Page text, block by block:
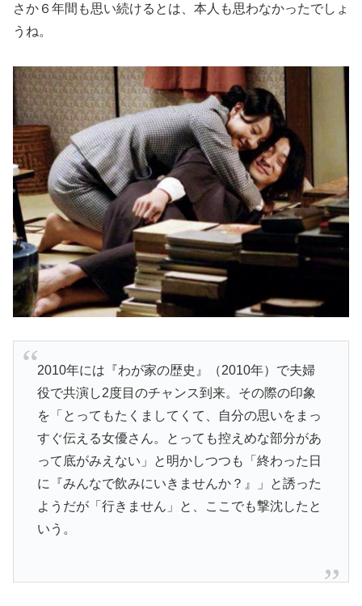
さか６年間も思い続けるとは、本人も思わなかったでしょ
うね。
2010年には『わが家の歴史』（2010年）で夫婦
役で共演し2度目のチャンス到来。その際の印象
を「とってもたくましてくて、自分の思いをまっ
すぐ伝える女優さん。とっても控えめな部分があ
って底がみえない」と明かしつつも「終わった日
に『みんなで飲みにいきませんか？』」と誘った
ようだが「行きません」と、ここでも撃沈したと
いう。